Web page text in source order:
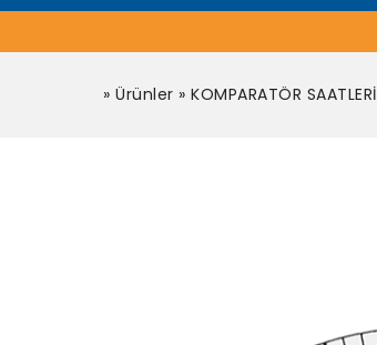
» Ürünler » KOMPARATÖR SAATLERİ